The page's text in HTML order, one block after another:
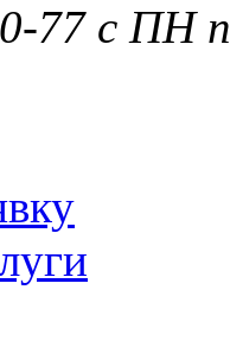
77 с ПН